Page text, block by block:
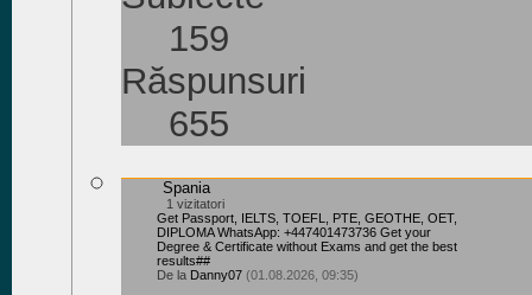
159
Răspunsuri
655
Spania
1 vizitatori
Get Passport, IELTS, TOEFL, PTE, GEOTHE, OET,
DIPLOMA WhatsApp: +447401473736 Get your
Degree & Certificate without Exams and get the best
results##
De la Danny07 (01.08.2026, 09:35)